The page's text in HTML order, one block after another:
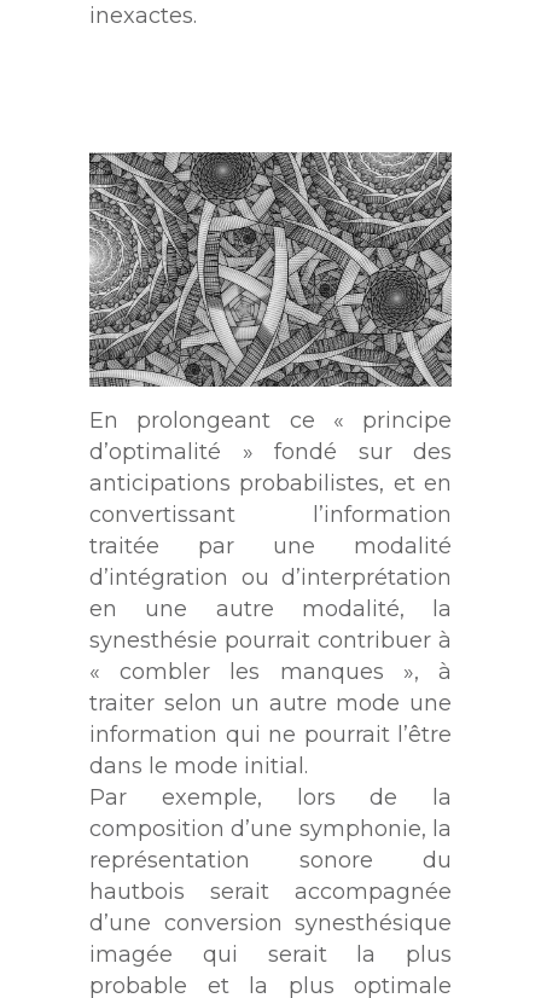
inexactes.
En prolongeant ce « principe
d’optimalité » fondé sur des
anticipations probabilistes, et en
convertissant l’information
traitée par une modalité
d’intégration ou d’interprétation
en une autre modalité, la
synesthésie pourrait contribuer à
« combler les manques », à
traiter selon un autre mode une
information qui ne pourrait l’être
dans le mode initial.
Par exemple, lors de la
composition d’une symphonie, la
représentation sonore du
hautbois serait accompagnée
d’une conversion synesthésique
imagée qui serait la plus
probable et la plus optimale